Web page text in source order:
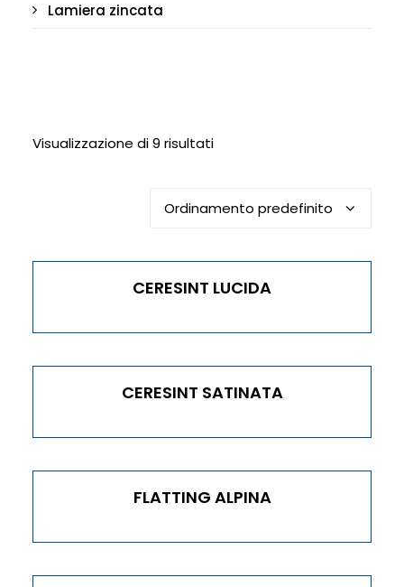
Lamiera zincata
Visualizzazione di 9 risultati
CERESINT LUCIDA
CERESINT SATINATA
FLATTING ALPINA